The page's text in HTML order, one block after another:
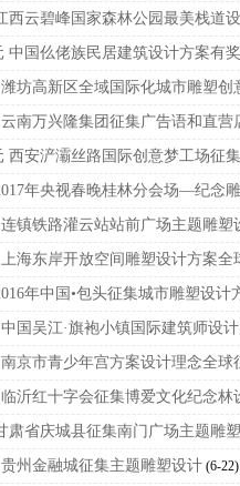
西云碧峰国家森林公园最美栈道
中国仫佬族民居建筑设计方案有
坊高新区全域国际化城市雕塑创
南万兴隆集团征集广告语和直营
西安浐灞丝路国际创意梦工场征
年央视春晚桂林分会场—纪念
镇铁路灌云站站前广场主题雕塑
海东岸开放空间雕塑设计方案全
年中国•包头征集城市雕塑设计
国吴江·旗袍小镇国际建筑师设
南京市青少年宫方案设计理念全球
临沂红十字会征集博爱文化纪念林
肃省庆城县征集南门广场主题雕
州金融城征集主题雕塑设计 (6-22)